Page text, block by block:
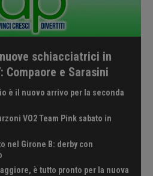
schiacciatrici in
Compaore e Sarasini
è il nuovo arrivo per la seconda
VO2 Team Pink sabato in
nel Girone B: derby con
è tutto pronto per la nuova